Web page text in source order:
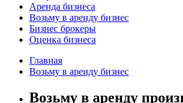
Аренда бизнеса
Возьму в аренду бизнес
Бизнес брокеры
Оценка бизнеса
Главная
Возьму в аренду бизнес
Возьму в аренду